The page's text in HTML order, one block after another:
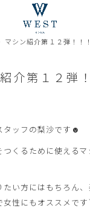
マシン紹介第１２弾！！！
介第１２弾
タッフの梨沙です☻
くるために使える
い方にはもちろん
女性にもオススメで